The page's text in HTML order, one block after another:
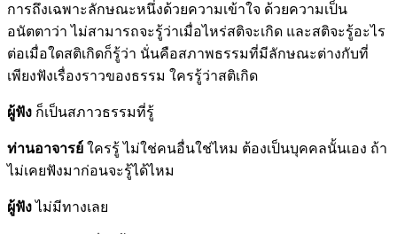
การถึงเฉพาะลักษณะหนึ่งด้วยความเข้าใจ ด้วยความเป็น
อนัตตาว่า ไม่สามารถจะรู้ว่าเมื่อไหร่สติจะเกิด และสติจะรู้อะไร
ต่อเมื่อใดสติเกิดก็รู้ว่า นั่นคือสภาพธรรมที่มีลักษณะต่างกับที่
เพียงฟังเรื่องราวของธรรม ใครรู้ว่าสติเกิด
ผู้ฟัง ก็เป็นสภาวธรรมที่รู้
ท่านอาจารย์ ใครรู้ ไม่ใช่คนอื่นใช่ไหม ต้องเป็นบุคคลนั้นเอง ถ้า
ไม่เคยฟังมาก่อนจะรู้ได้ไหม
ผู้ฟังไม่มีทางเลย